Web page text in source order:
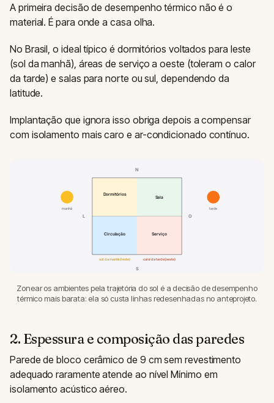
A primeira decisão de desempenho térmico não é o
material. É para onde a casa olha.
No Brasil, o ideal típico é dormitórios voltados para leste
(sol da manhã), áreas de serviço a oeste (toleram o calor
da tarde) e salas para norte ou sul, dependendo da
latitude.
Implantação que ignora isso obriga depois a compensar
com isolamento mais caro e ar-condicionado contínuo.
Dormitórios
sol da manhã (leste)
Serviço
calor da tarde (oeste)
Sala
Circulação
N
S
L O
manhã tarde
Zonear os ambientes pela trajetória do sol é a decisão de desempenho
térmico mais barata: ela só custa linhas redesenhadas no anteprojeto.
2. Espessura e composição das paredes
Parede de bloco cerâmico de 9 cm sem revestimento
adequado raramente atende ao nível Mínimo em
isolamento acústico aéreo.